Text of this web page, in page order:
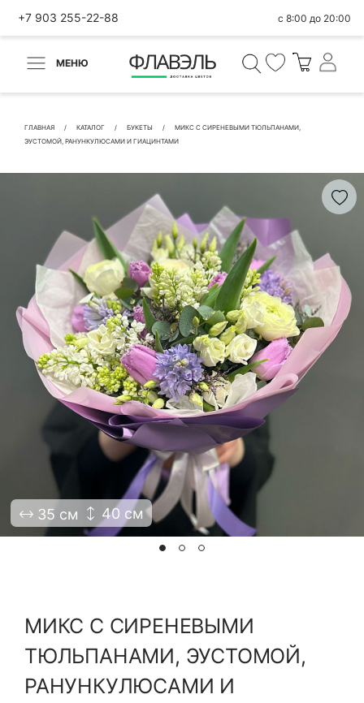
+7 903 255-22-88 с 8:00 до 20:00
МЕНЮ
ГЛАВНАЯ КАТАЛОГ БУКЕТЫ
МИКС С СИРЕНЕВЫМИ ТЮЛЬПАНАМИ,
ЭУСТОМОЙ, РАНУНКУЛЮСАМИ И ГИАЦИНТАМИ
35 см 40 см
МИКС С СИРЕНЕВЫМИ
ТЮЛЬПАНАМИ, ЭУСТОМОЙ,
РАНУНКУЛЮСАМИ И
ВЕРНУТЬСЯ
Быстрая покупка
КОНТАКТНЫЕ ДАННЫЕ
БЫСТРАЯ ПОКУПКА
Я принимаю Политику конфиденциальности и
Правила использования сайта ФЛАВЭЛЬ. Мы не
продаем ваши данные и храним их в безопасности